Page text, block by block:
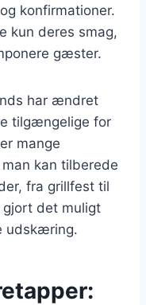
konfirmationer.
kun deres smag,
gæster.
har ændret
tilgængelige for
mange
kan tilberede
fra grillfest til
gjort det muligt
udskæring.